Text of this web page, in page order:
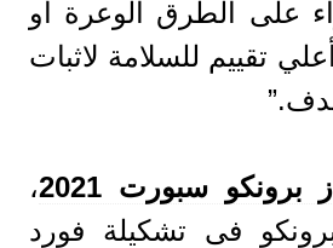
على الطرق الوعرة أو
تقييم للسلامة لاثبات
برونكو سبورت 2021
،
فى تشكيلة فورد